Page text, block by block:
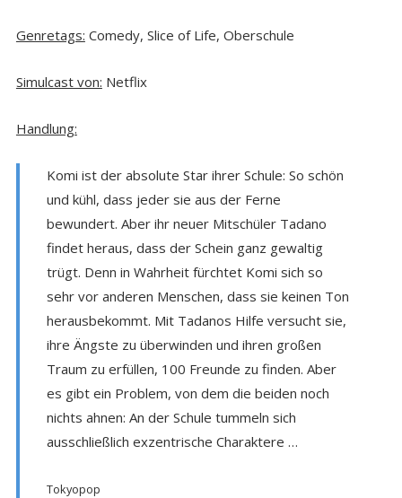
Genretags: Comedy, Slice of Life, Oberschule
Simulcast von: Netflix
Handlung:
Komi ist der absolute Star ihrer Schule: So schön
und kühl, dass jeder sie aus der Ferne
bewundert. Aber ihr neuer Mitschüler Tadano
findet heraus, dass der Schein ganz gewaltig
trügt. Denn in Wahrheit fürchtet Komi sich so
sehr vor anderen Menschen, dass sie keinen Ton
herausbekommt. Mit Tadanos Hilfe versucht sie,
ihre Ängste zu überwinden und ihren großen
Traum zu erfüllen, 100 Freunde zu finden. Aber
es gibt ein Problem, von dem die beiden noch
nichts ahnen: An der Schule tummeln sich
ausschließlich exzentrische Charaktere …
Tokyopop